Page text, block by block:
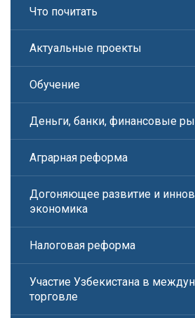
Что почитать
Актуальные проекты
Обучение
Деньги, банки, финансовые
Аграрная реформа
Догоняющее развитие и
экономика
Налоговая реформа
Участие Узбекистана в
торговле